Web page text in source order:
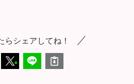
らシェアしてね！